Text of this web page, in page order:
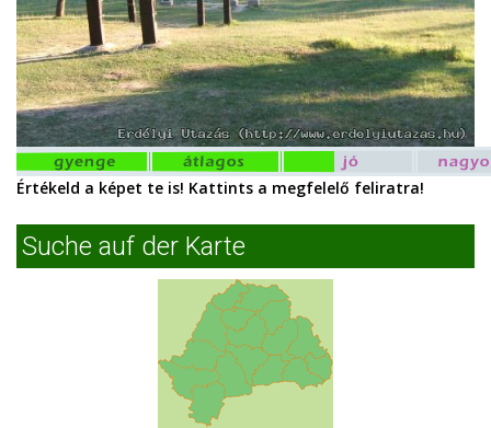
Értékeld a képet te is! Kattints a megfelelő feliratra!
Suche auf der Karte